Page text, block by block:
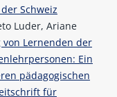
Schweiz
Luder, Ariane
Lernenden der
Ein
pädagogischen
für